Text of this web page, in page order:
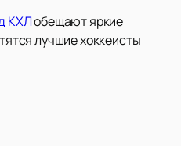
КХЛобещают яркие
лучшие хоккеисты